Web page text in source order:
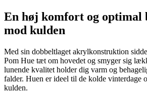
En høj komfort og optimal
mod kulden
Med sin dobbeltlaget akrylkonstruktion
Pom Hue tæt om hovedet og smyger sig
lunende kvalitet holder dig varm og
falder. Huen er ideel til de kolde vinterdage
kulden.